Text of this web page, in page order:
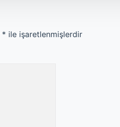
* ile işaretlenmişlerdir